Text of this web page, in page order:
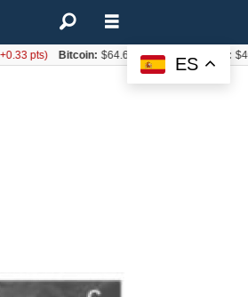
ES
Bitcoin: $64.600,08(+2.93%)